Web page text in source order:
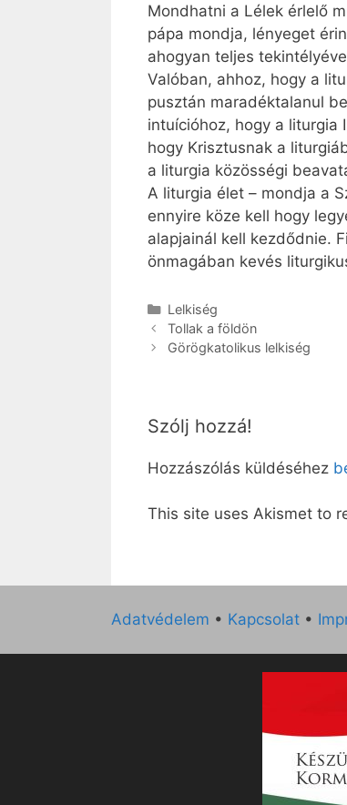
Mondhatni a Lélek érlelő
pápa mondja, lényeget
ahogyan teljes
Valóban, ahhoz, hogy a
pusztán maradéktalanul
intuícióhoz, hogy a liturgia
hogy Krisztusnak a
a liturgia közösségi
A liturgia élet – mondja a
ennyire köze kell hogy
alapjainál kell kezdődnie.
önmagában kevés
Kategória
Lelkiség
Tollak a földön
Görögkatolikus lelkiség
Szólj hozzá!
Hozzászólás küldéséhez
This site uses Akismet to
Adatvédelem • Kapcsolat •